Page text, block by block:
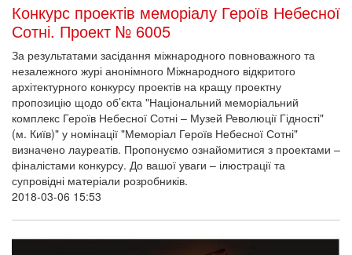
Конкурс проектів меморіалу Героїв Небесної
Сотні. Проект № 6005
За результатами засідання міжнародного повноважного та
незалежного журі анонімного Міжнародного відкритого
архітектурного конкурсу проектів на кращу проектну
пропозицію щодо об’єкта "Національний меморіальний
комплекс Героїв Небесної Сотні – Музей Революції Гідності"
(м. Київ)" у номінації "Меморіал Героїв Небесної Сотні"
визначено лауреатів. Пропонуємо ознайомитися з проектами –
фіналістами конкурсу. До вашої уваги – ілюстрації та
супровідні матеріали розробників.
2018-03-06 15:53